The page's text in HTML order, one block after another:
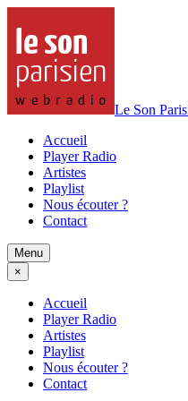
Le Son
Accueil
Player Radio
Artistes
Playlist
Nous écouter ?
Contact
Menu
×
Accueil
Player Radio
Artistes
Playlist
Nous écouter ?
Contact